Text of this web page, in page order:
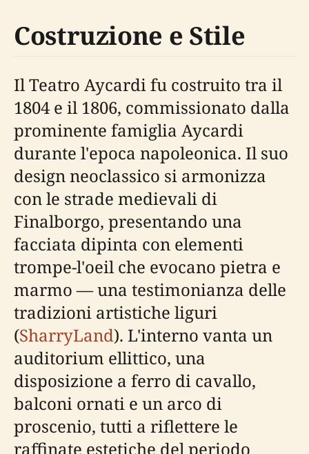
Costruzione e Stile
Il Teatro Aycardi fu costruito tra il
1804 e il 1806, commissionato dalla
prominente famiglia Aycardi
durante l'epoca napoleonica. Il suo
design neoclassico si armonizza
con le strade medievali di
Finalborgo, presentando una
facciata dipinta con elementi
trompe-l'oeil che evocano pietra e
marmo — una testimonianza delle
tradizioni artistiche liguri
(SharryLand). L'interno vanta un
auditorium ellittico, una
disposizione a ferro di cavallo,
balconi ornati e un arco di
proscenio, tutti a riflettere le
raffinate estetiche del periodo